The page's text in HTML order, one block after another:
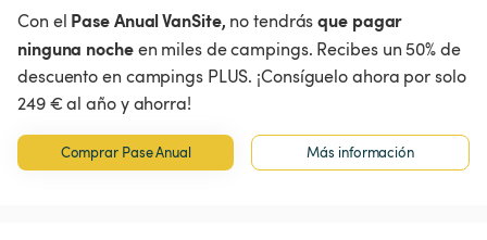
Con el Pase Anual VanSite, no tendrásque pagar
ninguna nocheen miles de campings. Recibes un 50% de
descuento en campings PLUS. ¡Consíguelo ahora por solo
249 € al año y ahorra!
Comprar Pase Anual Más información